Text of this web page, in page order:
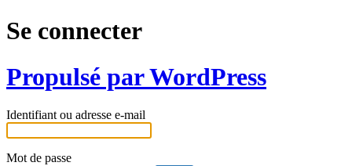
Se connecter
Propulsé par WordPress
Identifiant ou adresse e-mail
Mot de passe